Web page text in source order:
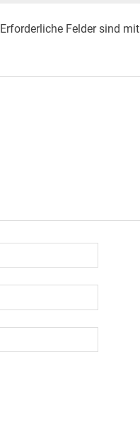
Erforderliche Felder sind mit